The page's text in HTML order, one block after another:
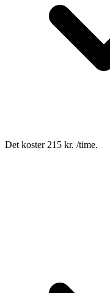
Det koster 215 kr. /time.